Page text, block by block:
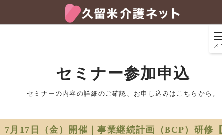
メ
セミナー参加申込
セミナーの内容の詳細のご確認、お申し込みはこちらから。
7月17日（金）開催｜事業継続計画（BCP）研修